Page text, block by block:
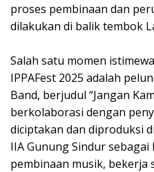
proses pembinaan dan
dilakukan di balik tembok
Salah satu momen
IPPAFest 2025 adalah
Band, berjudul “Jangan
berkolaborasi dengan
diciptakan dan diproduksi
IIA Gunung Sindur
pembinaan musik, bekerja